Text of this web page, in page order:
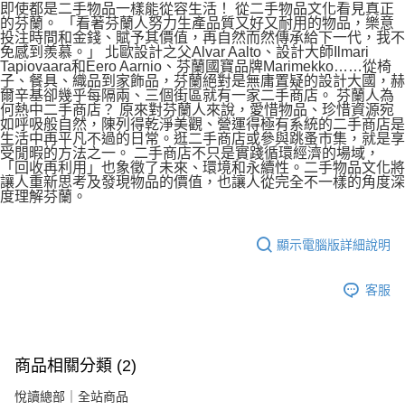
即使都是二手物品一樣能從容生活！ 從二手物品文化看見真正
的芬蘭。 「看著芬蘭人努力生產品質又好又耐用的物品，樂意
投注時間和金錢、賦予其價值，再自然而然傳承給下一代，我不
免感到羨慕。」 北歐設計之父Alvar Aalto、設計大師Ilmari
Tapiovaara和Eero Aarnio、芬蘭國寶品牌Marimekko……從椅
子、餐具、織品到家飾品，芬蘭絕對是無庸置疑的設計大國，赫
爾辛基卻幾乎每隔兩、三個街區就有一家二手商店。 芬蘭人為
何熱中二手商店？ 原來對芬蘭人來說，愛惜物品、珍惜資源宛
如呼吸般自然，陳列得乾淨美觀、營運得極有系統的二手商店是
生活中再平凡不過的日常。逛二手商店或參與跳蚤市集，就是享
受閒暇的方法之一。 二手商店不只是實踐循環經濟的場域，
「回收再利用」也象徵了未來、環境和永續性。二手物品文化將
讓人重新思考及發現物品的價值，也讓人從完全不一樣的角度深
度理解芬蘭。
顯示電腦版詳細說明
客服
商品相關分類 (2)
悅讀總部｜全站商品